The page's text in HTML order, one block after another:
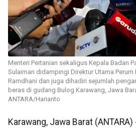
Menteri Pertanian sekaligus Kepala Badan
Sulaiman didampingi Direktur Utama Perum
Ramdhani dan juga dihadiri sejumlah
beras di gudang Bulog Karawang, Jawa
ANTARA/Harianto
Karawang, Jawa Barat (ANTARA)